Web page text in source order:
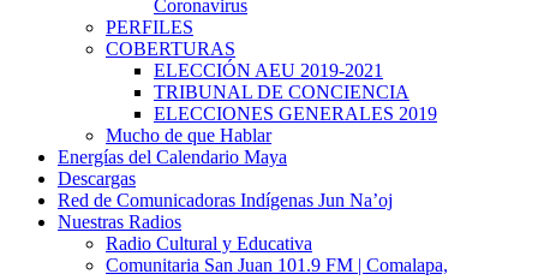
Coronavirus
PERFILES
COBERTURAS
ELECCIÓN AEU 2019-2021
TRIBUNAL DE CONCIENCIA
ELECCIONES GENERALES 2019
Mucho de que Hablar
Energías del Calendario Maya
Descargas
Red de Comunicadoras Indígenas Jun Na’oj
Nuestras Radios
Radio Cultural y Educativa
Comunitaria San Juan 101.9 FM | Comalapa,